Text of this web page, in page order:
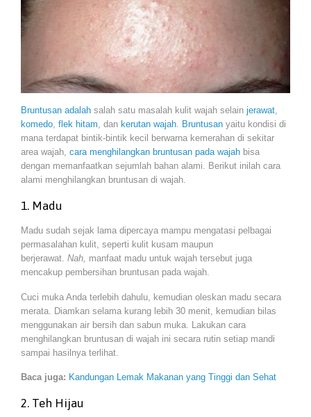
Bruntusan adalah salah satu masalah kulit wajah selain jerawat,
komedo, flek hitam, dan kerutan wajah. Bruntusan yaitu kondisi di
mana terdapat bintik-bintik kecil berwarna kemerahan di sekitar
area wajah, cara menghilangkan bruntusan pada wajah bisa
dengan memanfaatkan sejumlah bahan alami. Berikut inilah cara
alami menghilangkan bruntusan di wajah.
1. Madu
Madu sudah sejak lama dipercaya mampu mengatasi pelbagai
permasalahan kulit, seperti kulit kusam maupun
berjerawat. Nah, manfaat madu untuk wajah tersebut juga
mencakup pembersihan bruntusan pada wajah.
Cuci muka Anda terlebih dahulu, kemudian oleskan madu secara
merata. Diamkan selama kurang lebih 30 menit, kemudian bilas
menggunakan air bersih dan sabun muka. Lakukan cara
menghilangkan bruntusan di wajah ini secara rutin setiap mandi
sampai hasilnya terlihat.
Baca juga: Kandungan Lemak Makanan yang Tinggi dan Sehat
2. Teh Hijau